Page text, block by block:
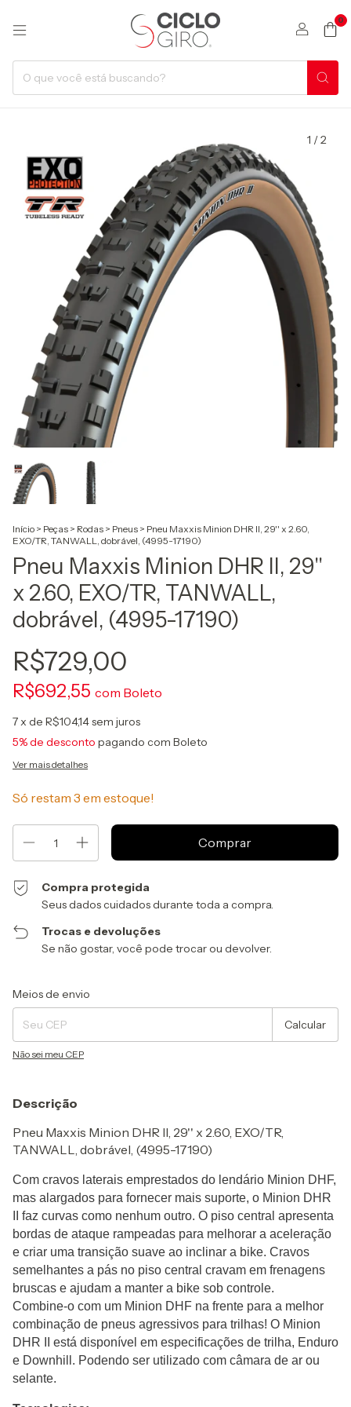
0
1 /2
Início > Peças > Rodas > Pneus > Pneu Maxxis Minion DHR II, 29'' x 2.60,
EXO/TR, TANWALL, dobrável, (4995-17190)
Pneu Maxxis Minion DHR II, 29''
x 2.60, EXO/TR, TANWALL,
dobrável, (4995-17190)
R$729,00
R$692,55 com Boleto
7x de R$104,14sem juros
5% de desconto pagando com Boleto
Ver mais detalhes
Só restam 3 em estoque!
Compra protegida
Seus dados cuidados durante toda a compra.
Trocas e devoluções
Se não gostar, você pode trocar ou devolver.
Entregas para o CEP:
Meios de envio
Calcular
Não sei meu CEP
Descrição
Pneu Maxxis Minion DHR II, 29'' x 2.60, EXO/TR,
TANWALL, dobrável, (4995-17190)
Com cravos laterais emprestados do lendário Minion DHF,
mas alargados para fornecer mais suporte, o Minion DHR
II faz curvas como nenhum outro. O piso central apresenta
bordas de ataque rampeadas para melhorar a aceleração
e criar uma transição suave ao inclinar a bike. Cravos
semelhantes a pás no piso central cravam em frenagens
bruscas e ajudam a manter a bike sob controle.
Combine-o com um Minion DHF na frente para a melhor
combinação de pneus agressivos para trilhas! O Minion
DHR II está disponível em especificações de trilha, Enduro
e Downhill. Podendo ser utilizado com câmara de ar ou
selante.